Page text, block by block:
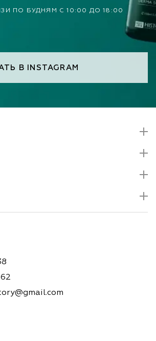
ПО БУДНЯМ С 10:00 ДО 18:00
В INSTAGRAM